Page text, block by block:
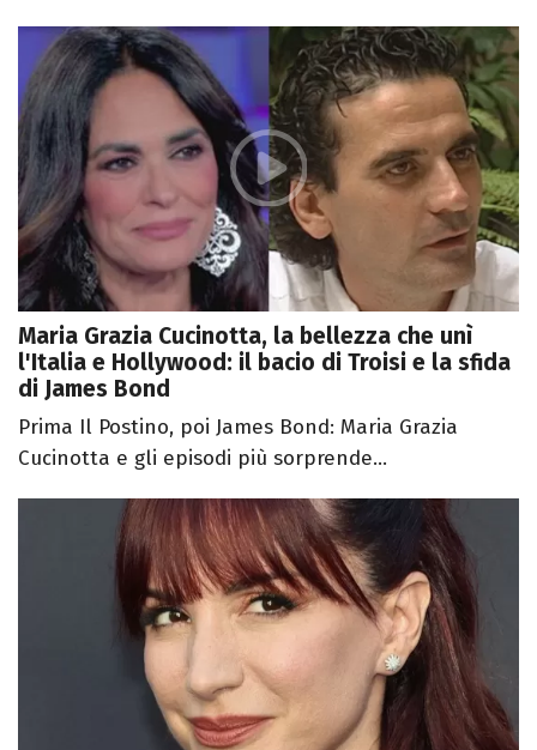
Maria Grazia Cucinotta, la bellezza che unì
l'Italia e Hollywood: il bacio di Troisi e la sfida
di James Bond
Prima Il Postino, poi James Bond: Maria Grazia
Cucinotta e gli episodi più sorprende...